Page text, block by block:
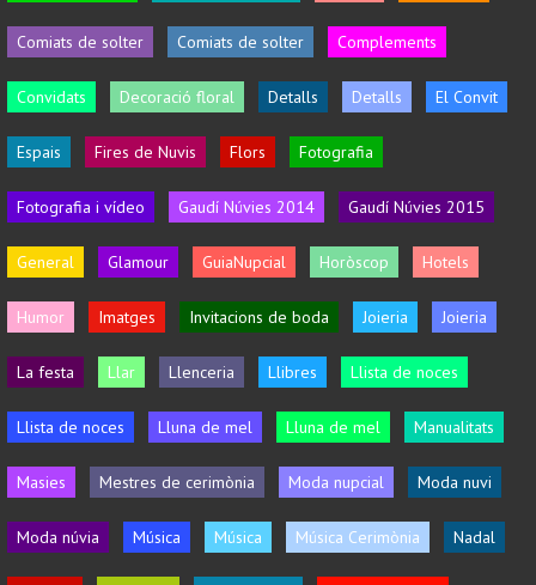
Comiats de solter Comiats de solter Complements
Convidats Decoració floral Detalls Detalls El Convit
Espais Fires de Nuvis Flors Fotografia
Fotografia i vídeo Gaudí Núvies 2014 Gaudí Núvies 2015
General Glamour GuiaNupcial Horòscop Hotels
Humor Imatges Invitacions de boda Joieria Joieria
La festa Llar Llenceria Llibres Llista de noces
Llista de noces Lluna de mel Lluna de mel Manualitats
Masies Mestres de cerimònia Moda nupcial Moda nuvi
Moda núvia Música Música Música Cerimònia Nadal